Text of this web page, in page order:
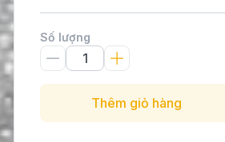
Số lượng
Thêm giỏ hàng